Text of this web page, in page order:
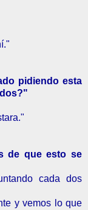
pidiendo esta
de que esto se
cada dos
y vemos lo que